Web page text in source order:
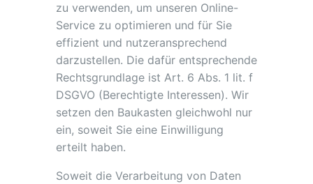
zu verwenden, um unseren Online-
Service zu optimieren und für Sie
effizient und nutzeransprechend
darzustellen. Die dafür entsprechende
Rechtsgrundlage ist Art. 6 Abs. 1 lit. f
DSGVO (Berechtigte Interessen). Wir
setzen den Baukasten gleichwohl nur
ein, soweit Sie eine Einwilligung
erteilt haben.
Soweit die Verarbeitung von Daten